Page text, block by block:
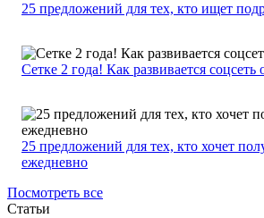
25 предложений для тех, кто ищет
Сетке 2 года! Как развивается соцсеть
25 предложений для тех, кто хочет
ежедневно
Посмотреть все
Статьи